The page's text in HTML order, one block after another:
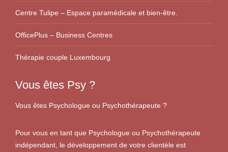
Centre Tulipe – Espace paramédicale et bien-être.
OfficePlus – Business Centres
Thérapie couple Luxembourg
Vous êtes Psy ?
Vous êtes Psychologue ou Psychothérapeute ?
Pour vous en tant que Psychologue ou Psychothérapeute
indépendant, le développement de votre clientèle est